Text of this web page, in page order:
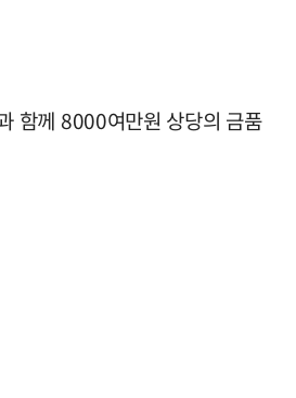
함께 8000여만원 상당의 금품